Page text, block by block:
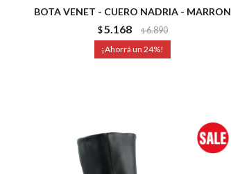
BOTA VENET - CUERO NADRIA - MARRON
$5.168 $6.890
24